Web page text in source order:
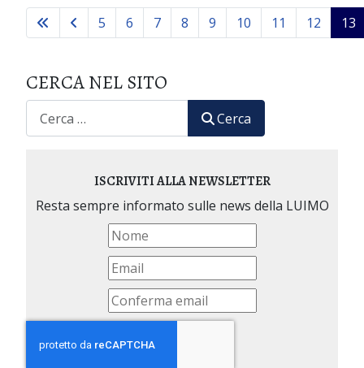
5 6 7 8 9 10 11 12 13
CERCA NEL SITO
Cerca
ISCRIVITI ALLA NEWSLETTER
Resta sempre informato sulle news della LUIMO